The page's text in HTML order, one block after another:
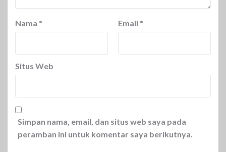
Nama * Email *
Situs Web
Simpan nama, email, dan situs web saya pada
peramban ini untuk komentar saya berikutnya.